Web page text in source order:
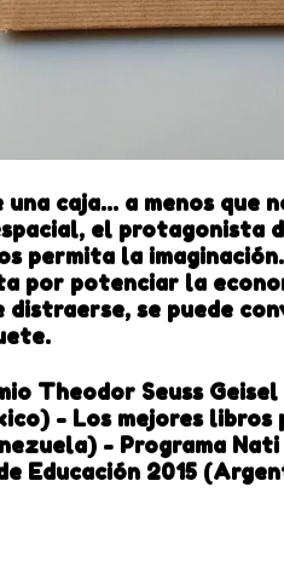
caja... a menos que
el protagonista
permita la
por potenciar la
distraerse, se puede
Theodor Seuss
- Los mejores libros
- Programa
Educación 2015